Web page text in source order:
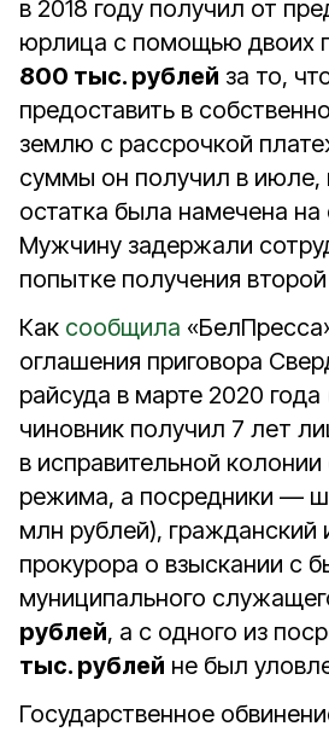
в 2018 году получил от
юрлица с помощью двоих
800 тыс. рублей за то,
предоставить в
землю с рассрочкой
суммы он получил в июле,
остатка была намечена на
Мужчину задержали
попытке получения
Как сообщила
оглашения приговора
райсуда в марте 2020 года
чиновник получил 7 лет
в исправительной колонии
режима, а посредники —
млн рублей), гражданский
прокурора о взыскании с
муниципального
рублей, а с одного из
тыс. рублей не был
Государственное